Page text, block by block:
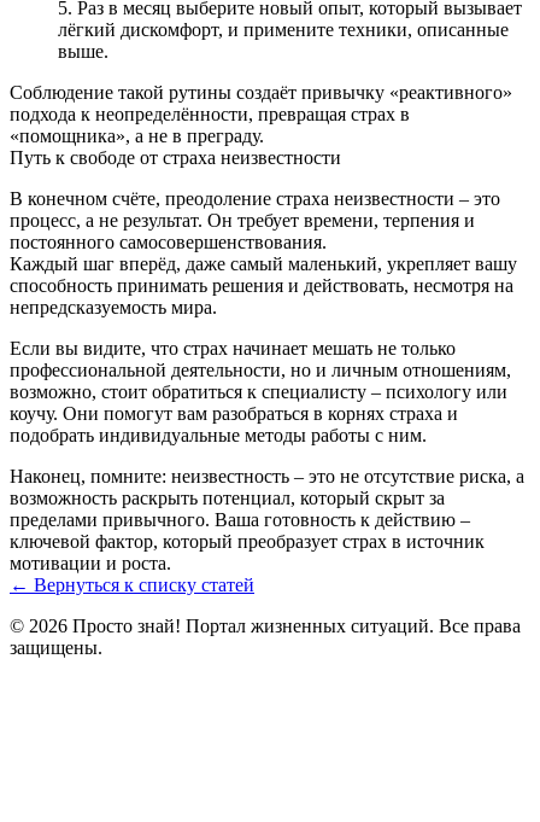
Раз в месяц выберите новый опыт, который вызывает
лёгкий дискомфорт, и примените техники, описанные
выше.
Соблюдение такой рутины создаёт привычку «реактивного»
подхода к неопределённости, превращая страх в
«помощника», а не в преграду.
Путь к свободе от страха неизвестности
В конечном счёте, преодоление страха неизвестности – это
процесс, а не результат. Он требует времени, терпения и
постоянного самосовершенствования.
Каждый шаг вперёд, даже самый маленький, укрепляет вашу
способность принимать решения и действовать, несмотря на
непредсказуемость мира.
Если вы видите, что страх начинает мешать не только
профессиональной деятельности, но и личным отношениям,
возможно, стоит обратиться к специалисту – психологу или
коучу. Они помогут вам разобраться в корнях страха и
подобрать индивидуальные методы работы с ним.
Наконец, помните: неизвестность – это не отсутствие риска, а
возможность раскрыть потенциал, который скрыт за
пределами привычного. Ваша готовность к действию –
ключевой фактор, который преобразует страх в источник
мотивации и роста.
← Вернуться к списку статей
© 2026 Просто знай! Портал жизненных ситуаций. Все права
защищены.